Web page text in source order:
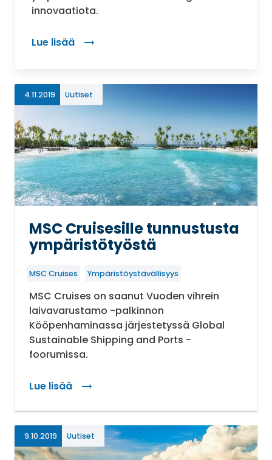
innovaatiota.
Lue lisää
: Uusia ympäristöystävällisiä teknologioita
4.11.2019 Uutiset
MSC Cruisesille tunnustusta
ympäristötyöstä
MSC Cruises Ympäristöystävällisyys
MSC Cruises on saanut Vuoden vihrein
laivavarustamo -palkinnon
Kööpenhaminassa järjestetyssä Global
Sustainable Shipping and Ports -
foorumissa.
Lue lisää
: MSC Cruisesille tunnustusta ympäristötyöstä
9.10.2019 Uutiset